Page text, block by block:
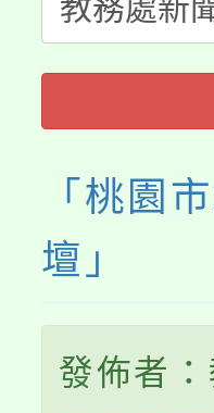
博覽會
「桃園
壇」
發佈者